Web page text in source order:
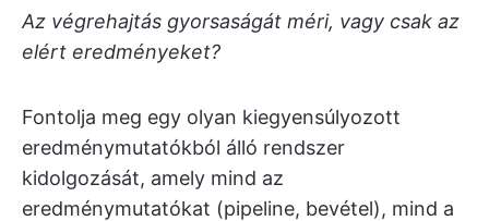
Az végrehajtás gyorsaságát méri, vagy csak az
elért eredményeket?
Fontolja meg egy olyan kiegyensúlyozott
eredménymutatókból álló rendszer
kidolgozását, amely mind az
eredménymutatókat (pipeline, bevétel), mind a